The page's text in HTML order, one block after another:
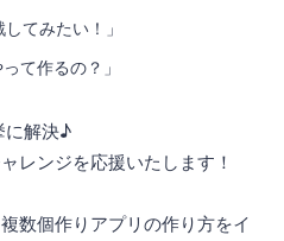
てみたい！」
て作るの？」
に解決♪
レンジを応援いたします！
数個作りアプリの作り方をイ